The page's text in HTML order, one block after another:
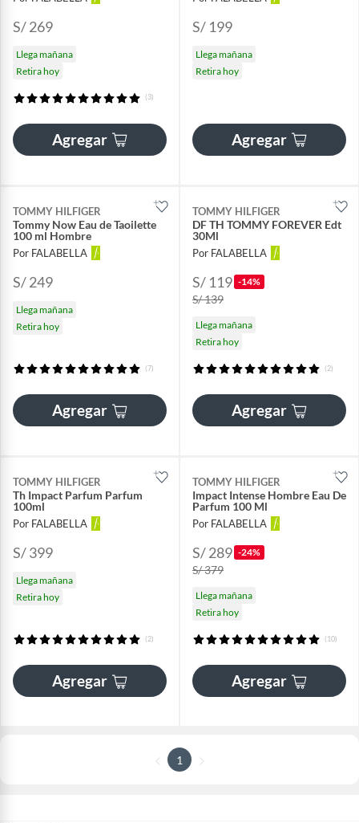
S/ 269
Llega mañana
Retira hoy
(3)
Agregar
S/ 199
Llega mañana
Retira hoy
Agregar
TOMMY HILFIGER
Tommy Now Eau de Taoilette
100 ml Hombre
Por FALABELLA
S/ 249
Llega mañana
Retira hoy
(7)
Agregar
TOMMY HILFIGER
DF TH TOMMY FOREVER Edt
30Ml
Por FALABELLA
S/ 119 -14%
S/ 139
Llega mañana
Retira hoy
(2)
Agregar
TOMMY HILFIGER
Th Impact Parfum Parfum
100ml
Por FALABELLA
S/ 399
Llega mañana
Retira hoy
(2)
Agregar
TOMMY HILFIGER
Impact Intense Hombre Eau De
Parfum 100 Ml
Por FALABELLA
S/ 289 -24%
S/ 379
Llega mañana
Retira hoy
(10)
Agregar
1